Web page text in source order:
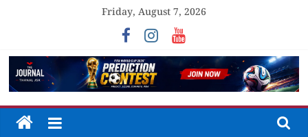
Friday, August 7, 2026
The